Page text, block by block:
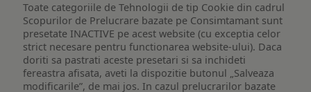
Toate categoriile de Tehnologii de tip Cookie din cadrul
Scopurilor de Prelucrare bazate pe Consimtamant sunt
presetate INACTIVE pe acest website (cu exceptia celor
strict necesare pentru functionarea website-ului). Daca
doriti sa pastrati aceste presetari si sa inchideti
fereastra afisata, aveti la dispozitie butonul „Salveaza
modificarile”, de mai jos. In cazul prelucrarilor bazate